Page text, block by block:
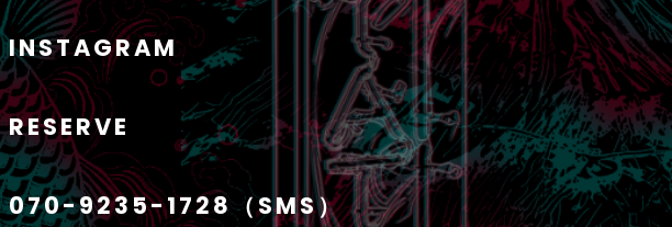
INSTAGRAM
RESERVE
070-9235-1728（SMS）